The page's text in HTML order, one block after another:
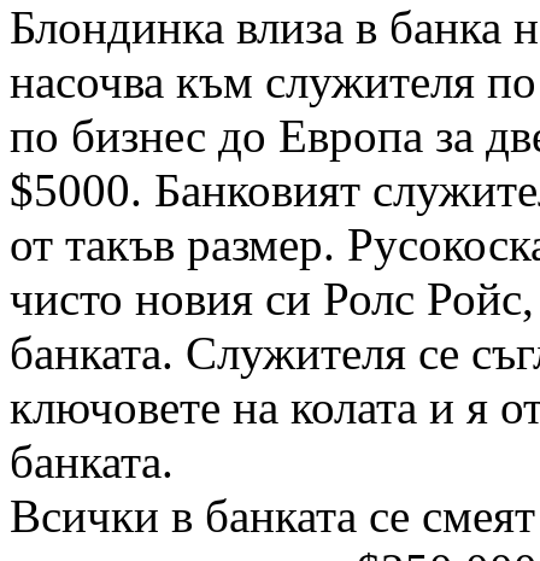
Блондинка влиза в
насочва към служителя
по бизнес до Европа за
$5000. Банковият
от такъв размер.
чисто новия си Ролс
банката. Служителя се
ключовете на колата и я
банката.
Всички в банката се